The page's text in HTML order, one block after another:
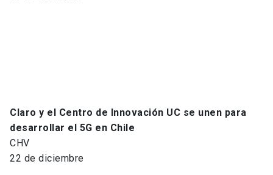
Claro y el Centro de Innovación UC se unen para
desarrollar el 5G en Chile
CHV
22 de diciembre